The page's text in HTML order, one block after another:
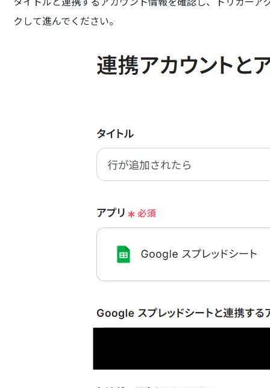
クして進んでください。